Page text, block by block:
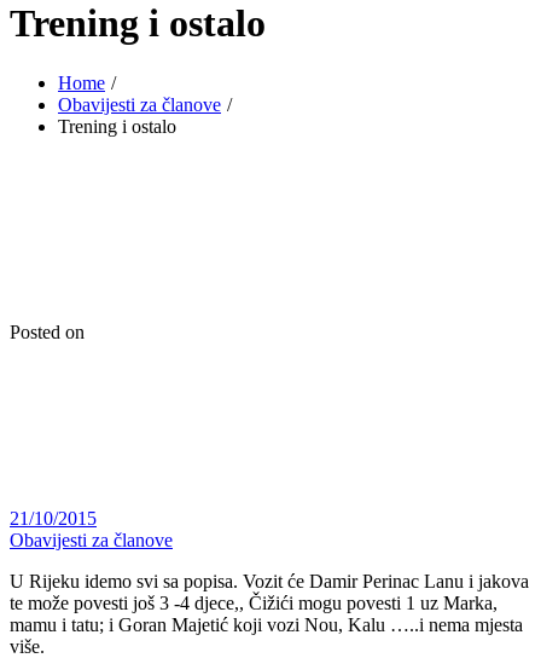
Trening i ostalo
Home
Obavijesti za članove
Trening i ostalo
Posted on
21/10/2015
Obavijesti za članove
U Rijeku idemo svi sa popisa. Vozit će Damir Perinac Lanu i jakova
te može povesti još 3 -4 djece,, Čižići mogu povesti 1 uz Marka,
mamu i tatu; i Goran Majetić koji vozi Nou, Kalu …..i nema mjesta
više.